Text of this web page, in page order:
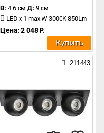
В: 4.6 см Д: 9 см
LED x 1 max W 3000K 850Lm
Цена: 2 048 Р.
Купить
211443